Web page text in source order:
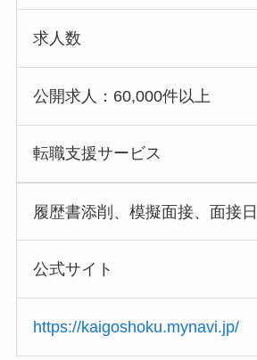
求人数
公開求人：60,000件以上
転職支援サービス
履歴書添削、模擬面接、面接
公式サイト
https://kaigoshoku.mynavi.jp/